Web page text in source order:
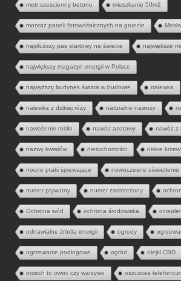
metr sześcienny betonu mieszkanie 50m2
montaż paneli fotowoltaicznych na gruncie
najdłuższy pas startowy na świecie największe
największy magazyn energii w Polsce
najwyższy budynek świata w budowie nalewka
nalewka z dzikiej róży naturalne nawozy
nawożenie roślin nawóz azotowy nawóz z
nazwy kwiatów nieruchomości niskie
nocne ptaki śpiewające nowoczesne oświetlenie
numer prywatny numer zastrzeżony
Ochrona wód ochrona środowiska
odnawialne źródła energii ogrody
ogrzewanie podłogowe ogród olejki CBD
orzech to owoc czy warzywo oszustwa